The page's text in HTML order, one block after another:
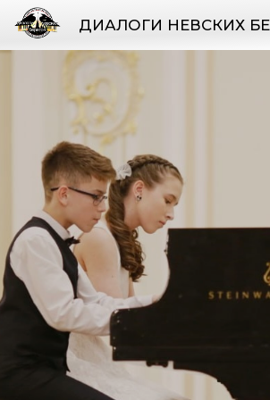
ФЕСТИВАЛЬ
ДИАЛОГИ НЕВСКИХ БЕРЕГОВ